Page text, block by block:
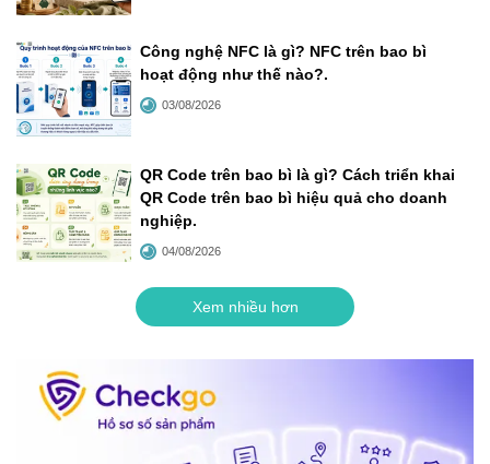
Công nghệ NFC là gì? NFC trên bao bì
hoạt động như thế nào?.
03/08/2026
QR Code trên bao bì là gì? Cách triển khai
QR Code trên bao bì hiệu quả cho doanh
nghiệp.
04/08/2026
Xem nhiều hơn